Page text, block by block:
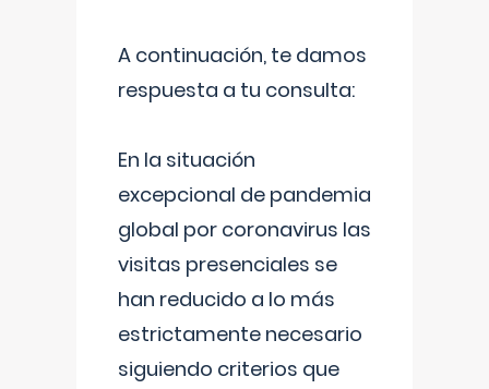
A continuación, te damos
respuesta a tu consulta:
En la situación
excepcional de pandemia
global por coronavirus las
visitas presenciales se
han reducido a lo más
estrictamente necesario
siguiendo criterios que